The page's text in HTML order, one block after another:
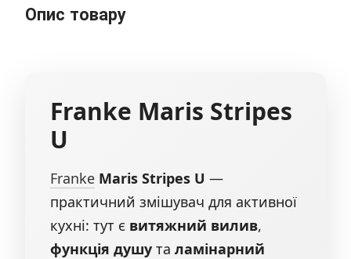
Опис товару
Franke Maris Stripes
U
Franke Maris Stripes U —
практичний змішувач для активної
кухні: тут є витяжний вилив,
функція душу та ламінарний